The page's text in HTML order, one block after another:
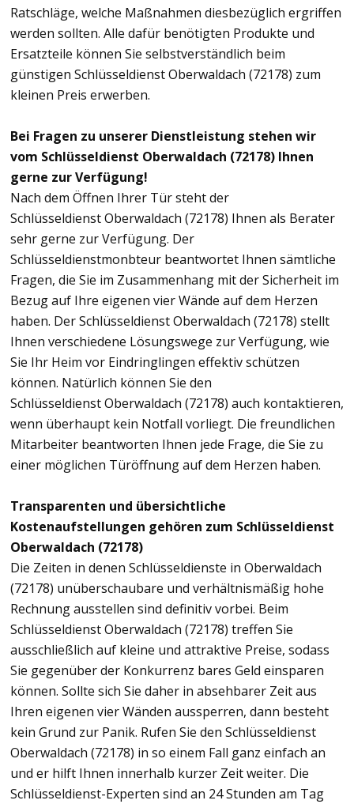
Ratschläge, welche Maßnahmen diesbezüglich ergriffen
werden sollten. Alle dafür benötigten Produkte und
Ersatzteile können Sie selbstverständlich beim
günstigen Schlüsseldienst Oberwaldach (72178) zum
kleinen Preis erwerben.
Bei Fragen zu unserer Dienstleistung stehen wir
vom Schlüsseldienst Oberwaldach (72178) Ihnen
gerne zur Verfügung!
Nach dem Öffnen Ihrer Tür steht der
Schlüsseldienst Oberwaldach (72178) Ihnen als Berater
sehr gerne zur Verfügung. Der
Schlüsseldienstmonbteur beantwortet Ihnen sämtliche
Fragen, die Sie im Zusammenhang mit der Sicherheit im
Bezug auf Ihre eigenen vier Wände auf dem Herzen
haben. Der Schlüsseldienst Oberwaldach (72178) stellt
Ihnen verschiedene Lösungswege zur Verfügung, wie
Sie Ihr Heim vor Eindringlingen effektiv schützen
können. Natürlich können Sie den
Schlüsseldienst Oberwaldach (72178) auch kontaktieren,
wenn überhaupt kein Notfall vorliegt. Die freundlichen
Mitarbeiter beantworten Ihnen jede Frage, die Sie zu
einer möglichen Türöffnung auf dem Herzen haben.
Transparenten und übersichtliche
Kostenaufstellungen gehören zum Schlüsseldienst
Oberwaldach (72178)
Die Zeiten in denen Schlüsseldienste in Oberwaldach
(72178) unüberschaubare und verhältnismäßig hohe
Rechnung ausstellen sind definitiv vorbei. Beim
Schlüsseldienst Oberwaldach (72178) treffen Sie
ausschließlich auf kleine und attraktive Preise, sodass
Sie gegenüber der Konkurrenz bares Geld einsparen
können. Sollte sich Sie daher in absehbarer Zeit aus
Ihren eigenen vier Wänden aussperren, dann besteht
kein Grund zur Panik. Rufen Sie den Schlüsseldienst
Oberwaldach (72178) in so einem Fall ganz einfach an
und er hilft Ihnen innerhalb kurzer Zeit weiter. Die
Schlüsseldienst-Experten sind an 24 Stunden am Tag